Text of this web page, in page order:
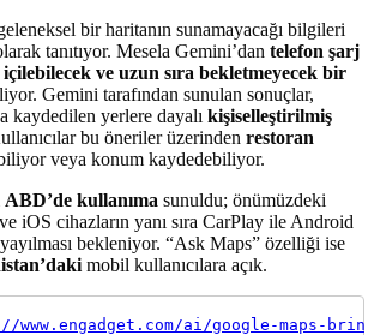
bir haritanın sunamayacağı bilgileri
tanıtıyor. Mesela Gemini’dan telefon şarj
ve uzun sıra bekletmeyecek bir
Gemini tarafından sunulan sonuçlar,
kaydedilen yerlere dayalı kişiselleştirilmiş
bu öneriler üzerinden restoran
veya konum kaydedebiliyor.
ABD’de kullanıma sunuldu; önümüzdeki
iOS cihazların yanı sıra CarPlay ile Android
bekleniyor. “Ask Maps” özelliği ise
mobil kullanıcılara açık.
www.engadget.com/ai/google-maps-